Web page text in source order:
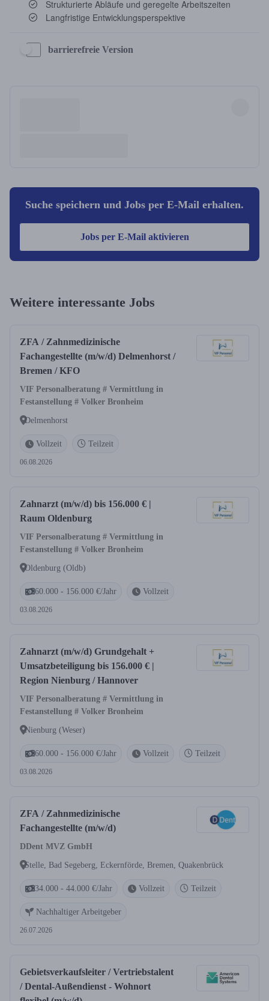
barrierefreie Version
Suche speichern und Jobs per E-Mail erhalten.
Jobs per E-Mail aktivieren
Weitere interessante Jobs
ZFA / Zahnmedizinische
Fachangestellte (m/w/d) Delmenhorst /
Bremen / KFO
VIF Personalberatung # Vermittlung in
Festanstellung # Volker Bronheim
Delmenhorst
Vollzeit Teilzeit
06.08.2026
Zahnarzt (m/w/d) bis 156.000 € |
Raum Oldenburg
VIF Personalberatung # Vermittlung in
Festanstellung # Volker Bronheim
Oldenburg (Oldb)
60.000 - 156.000 €/Jahr Vollzeit
03.08.2026
Zahnarzt (m/w/d) Grundgehalt +
Umsatzbeteiligung bis 156.000 € |
Region Nienburg / Hannover
VIF Personalberatung # Vermittlung in
Festanstellung # Volker Bronheim
Nienburg (Weser)
60.000 - 156.000 €/Jahr Vollzeit Teilzeit
03.08.2026
ZFA / Zahnmedizinische
Fachangestellte (m/w/d)
DDent MVZ GmbH
Stelle, Bad Segeberg, Eckernförde, Bremen, Quakenbrück
34.000 - 44.000 €/Jahr Vollzeit Teilzeit
Nachhaltiger Arbeitgeber
26.07.2026
Gebietsverkaufsleiter / Vertriebstalent
/ Dental-Außendienst - Wohnort